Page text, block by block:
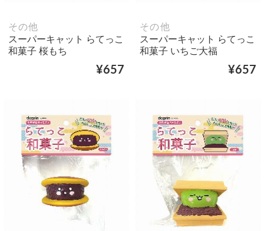
その他
スーパーキャット らてっこ
和菓子 桜もち
¥657
その他
スーパーキャット らてっこ
和菓子 いちご大福
¥657